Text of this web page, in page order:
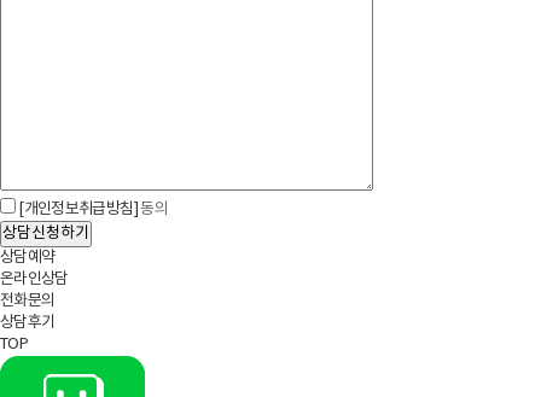
[개인정보취급방침] 동의
상담신청하기
상담예약
온라인상담
전화문의
상담후기
TOP